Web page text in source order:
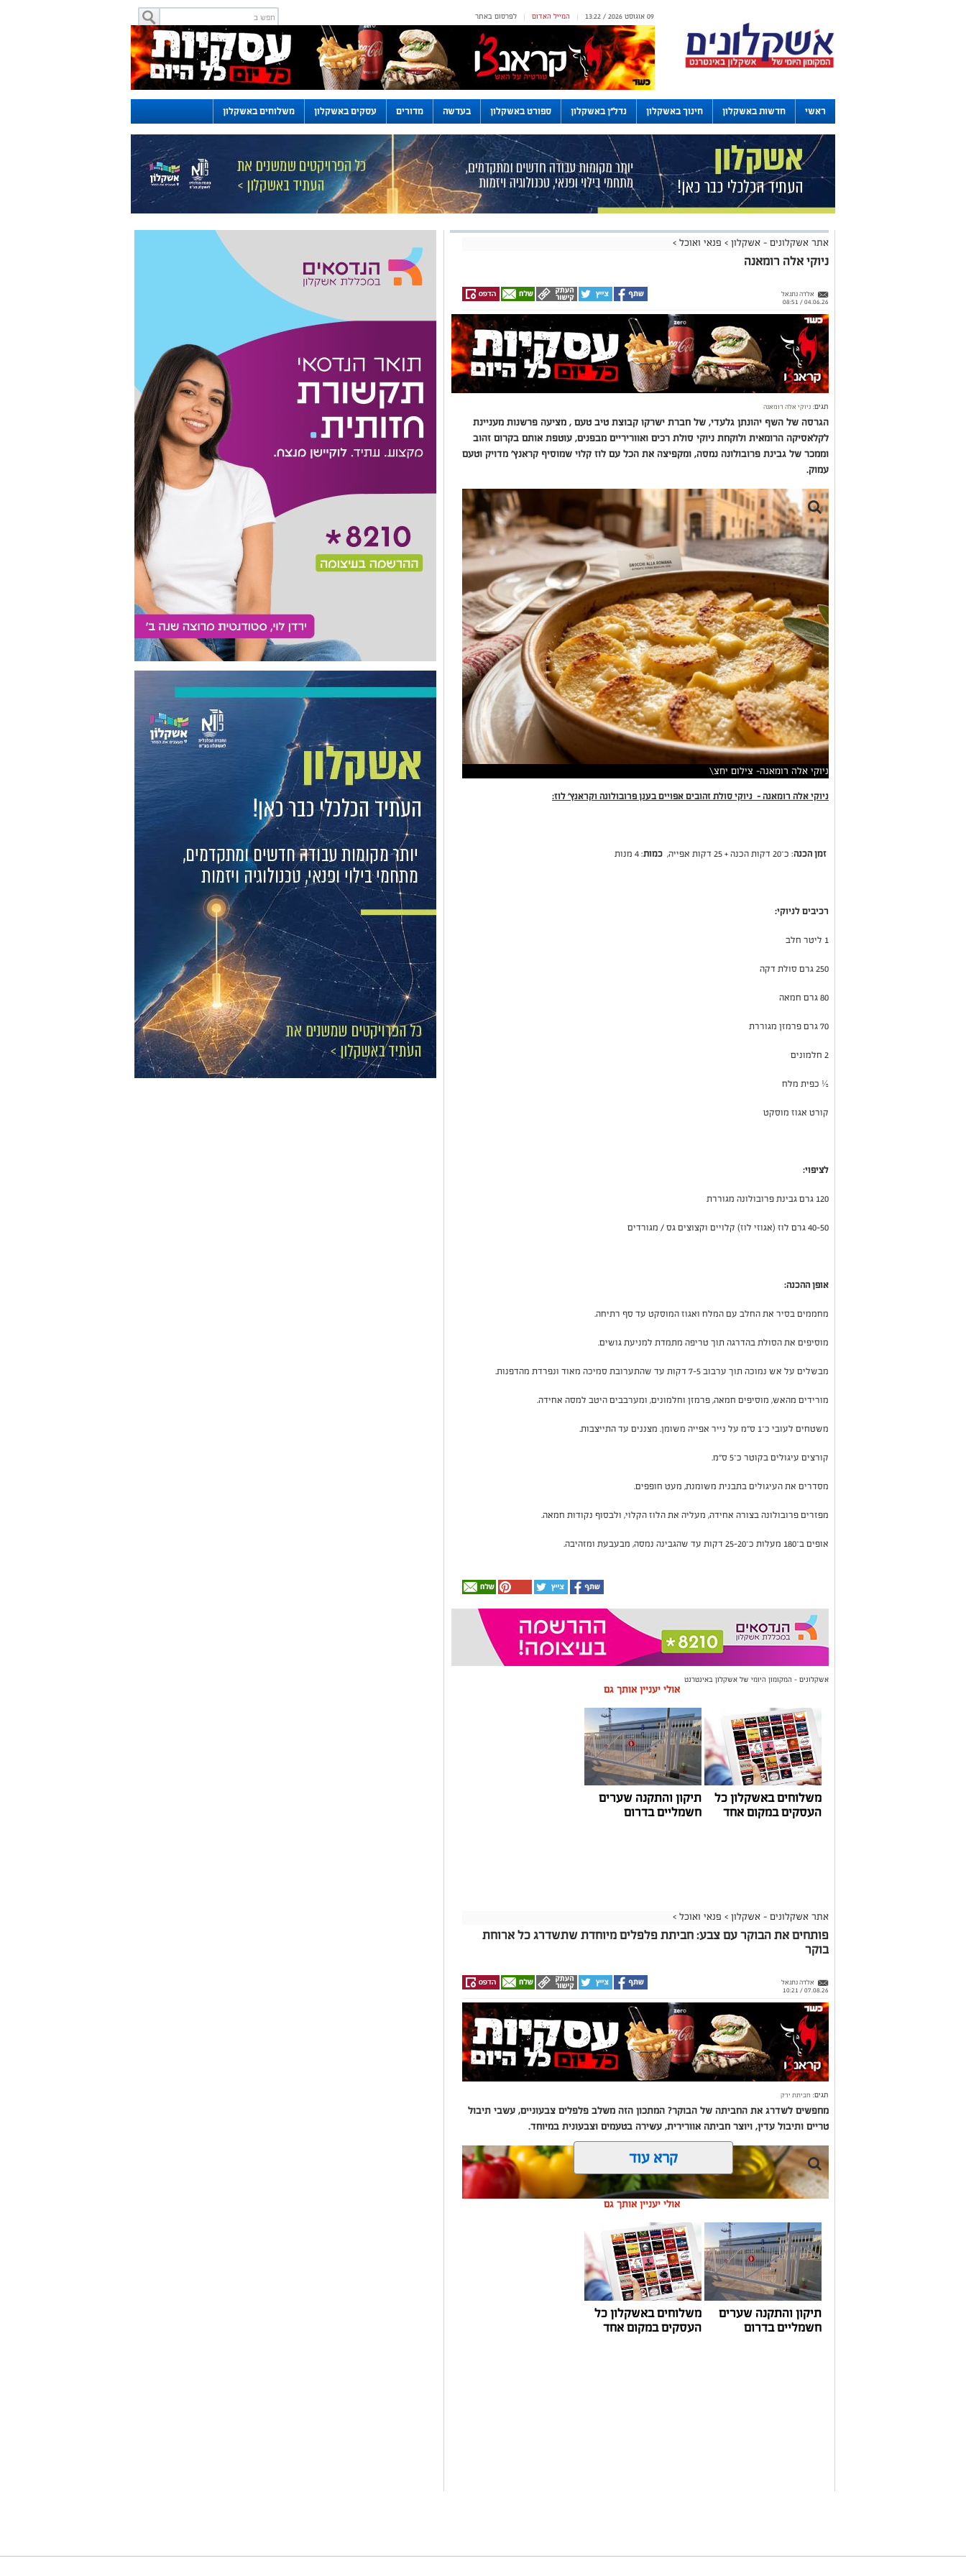
לפרסום באתר | המייל האדום | 09 אוגוסט 2026 / 13:22
ראשי חדשות באשקלון חינוך באשקלון נדל"ן באשקלון ספורט באשקלון בעדשה מדורים עסקים באשקלון משלוחים באשקלון
דרושים באשקלון לוחות
אתר אשקלונים - אשקלון > פנאי ואוכל >
ניוקי אלה רומאנה
אלדה נתנאל
04.06.26 / 08:51
תגים: ניוקי אלה רומאנה
הגרסה של השף יהונתן גלעדי, של חברת ישרקו קבוצת טיב טעם , מציעה פרשנות מעניינת
לקלאסיקה הרומאית ולוקחת ניוקי סולת רכים ואווריריים מבפנים, עוטפת אותם בקרום זהוב
וממכר של גבינת פרובולונה נמסה, ומקפיצה את הכל עם לוז קלוי שמוסיף קראנץ’ מדויק וטעם
עמוק.
ניוקי אלה רומאנה- צילום יחצ\
ניוקי אלה רומאנה - ניוקי סולת זהובים אפויים בענן פרובולונה וקראנץ' לוז:
זמן הכנה: כ־20 דקות הכנה + 25 דקות אפייה, כמות: 4 מנות
רכיבים לניוקי:
1 ליטר חלב
250 גרם סולת דקה
80 גרם חמאה
70 גרם פרמזן מגוררת
2 חלמונים
½ כפית מלח
קורט אגוז מוסקט
לציפוי:
120 גרם גבינת פרובולונה מגוררת
40-50 גרם לוז (אגוזי לוז) קלויים וקצוצים גס / מגורדים
אופן ההכנה:
מחממים בסיר את החלב עם המלח ואגוז המוסקט עד סף רתיחה.
מוסיפים את הסולת בהדרגה תוך טריפה מתמדת למניעת גושים.
מבשלים על אש נמוכה תוך ערבוב 5–7 דקות עד שהתערובת סמיכה מאוד ונפרדת מהדפנות.
מורידים מהאש, מוסיפים חמאה, פרמזן וחלמונים, ומערבבים היטב למסה אחידה.
משטחים לעובי כ־1 ס"מ על נייר אפייה משומן. מצננים עד התייצבות.
קורצים עיגולים בקוטר כ־5 ס"מ.
מסדרים את העיגולים בתבנית משומנת, מעט חופפים.
מפזרים פרובולונה בצורה אחידה, מעליה את הלוז הקלוי, ולבסוף נקודות חמאה.
אופים ב־180 מעלות כ־20–25 דקות עד שהגבינה נמסה, מבעבעת ומזהיבה.
אשקלונים - המקומון היומי של אשקלון באינטרנט
אולי יעניין אותך גם
משלוחים באשקלון כל
העסקים במקום אחד
תיקון והתקנה שערים
חשמליים בדרום
אתר אשקלונים - אשקלון > פנאי ואוכל >
פותחים את הבוקר עם צבע: חביתת פלפלים מיוחדת שתשדרג כל ארוחת
בוקר
אלדה נתנאל
07.08.26 / 10:21
תגים: חביתת ירק
מחפשים לשדרג את החביתה של הבוקר? המתכון הזה משלב פלפלים צבעוניים, עשבי תיבול
טריים ותיבול עדין, ויוצר חביתה אוורירית, עשירה בטעמים וצבעונית במיוחד.
קרא עוד
אולי יעניין אותך גם
תיקון והתקנה שערים
חשמליים בדרום
משלוחים באשקלון כל
העסקים במקום אחד